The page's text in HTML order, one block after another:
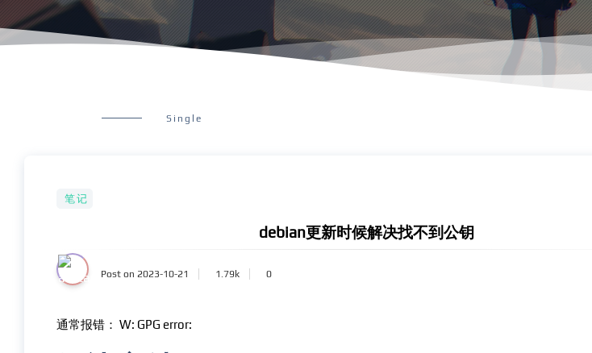
Single
笔记
debian更新时候解决找不到公钥
Post on 2023-10-21 1.79k 0
通常报错： W: GPG error: